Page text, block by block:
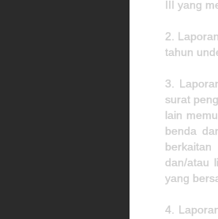
III yang
2.
tahun
3.
surat
lain
benda
dan/atau
yang
4.